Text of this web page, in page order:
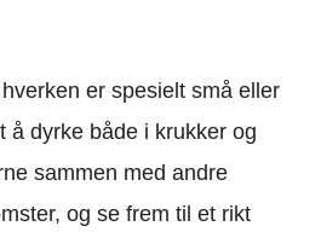
er spesielt små eller
å dyrke både i krukker og
sammen med andre
og se frem til et rikt